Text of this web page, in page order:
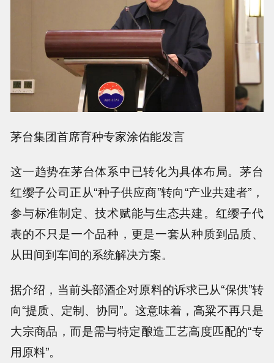
茅台集团首席育种专家涂佑能发言
这一趋势在茅台体系中已转化为具体布局。茅台
红缨子公司正从“种子供应商”转向“产业共建者”，
参与标准制定、技术赋能与生态共建。红缨子代
表的不只是一个品种，更是一套从种质到品质、
从田间到车间的系统解决方案。
据介绍，当前头部酒企对原料的诉求已从“保供”转
向“提质、定制、协同”。这意味着，高粱不再只是
大宗商品，而是需与特定酿造工艺高度匹配的“专
用原料”。